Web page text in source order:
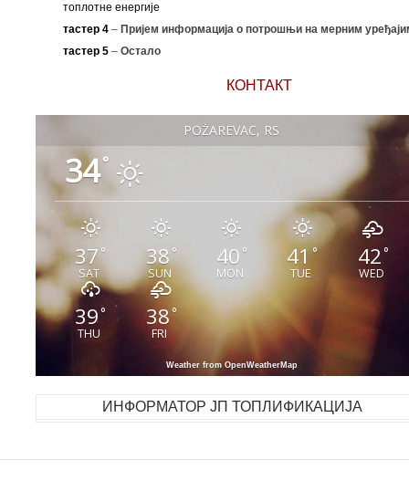
топлотне енергије
тастер 4 – Пријем информација о потрошњи на мерним
тастер 5 – Остало
КОНТАКТ
POŽAREVAC, RS
34°
37°
SAT
38°
SUN
40 °
MON
41°
TUE
42°
WED
39°
THU
38°
FRI
Weather from OpenWeatherMap
ИНФОРМАТОР ЈП ТОПЛИФИКАЦИЈА